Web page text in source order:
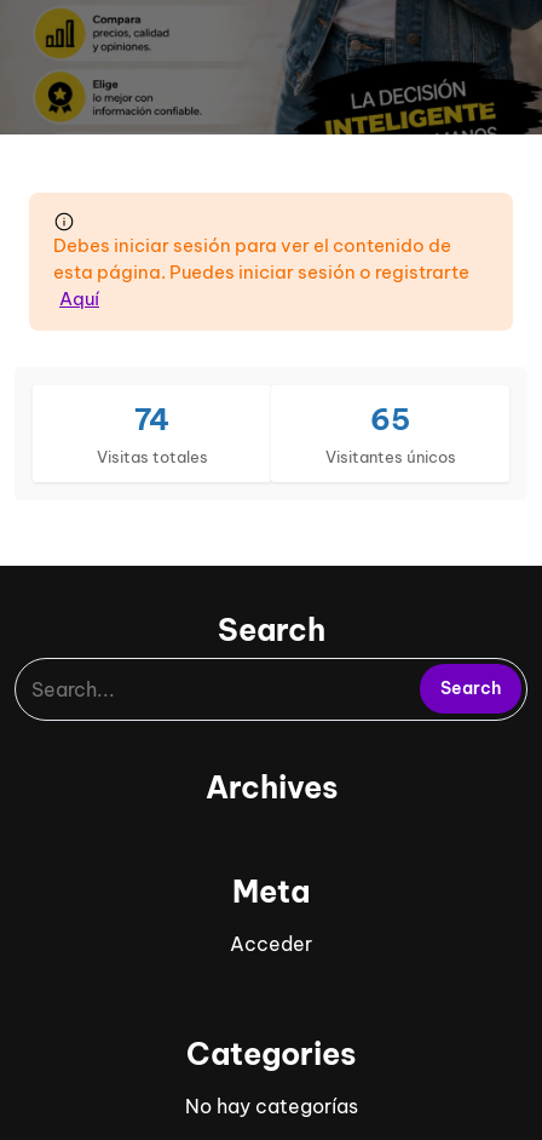
Debes iniciar sesión para ver el contenido de
esta página. Puedes iniciar sesión o registrarte
Aquí
74
Visitas totales
65
Visitantes únicos
Search
Archives
Meta
Acceder
Categories
No hay categorías